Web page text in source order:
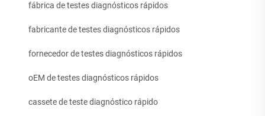
fábrica de testes diagnósticos rápidos
fabricante de testes diagnósticos rápidos
fornecedor de testes diagnósticos rápidos
oEM de testes diagnósticos rápidos
cassete de teste diagnóstico rápido